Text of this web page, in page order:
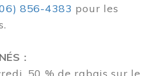
856-4383 pour les
: